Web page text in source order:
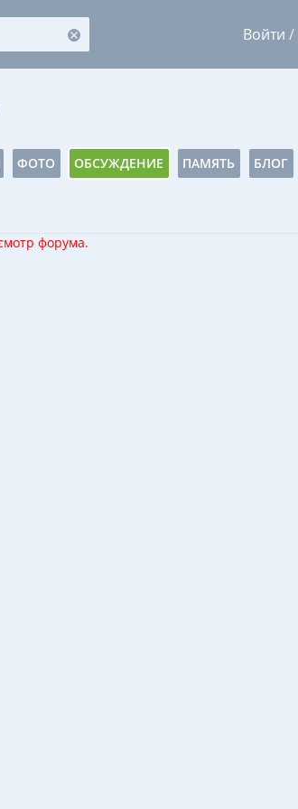
Войти /
ФОТО ОБСУЖДЕНИЕ ПАМЯТЬ БЛОГ
форума.